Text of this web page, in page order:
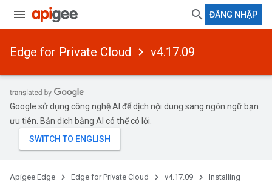
ĐĂNG NHẬP
Edge for Private Cloud v4.17.09
Google sử dụng công nghệ AI để dịch nội dung sang ngôn ngữ bạn
ưu tiên. Bản dịch bằng AI có thể có lỗi.
Apigee Edge Edge for Private Cloud v4.17.09 Installing